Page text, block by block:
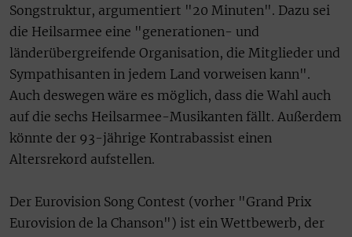
Songstruktur, argumentiert "20 Minuten". Dazu sei
die Heilsarmee eine "generationen- und
länderübergreifende Organisation, die Mitglieder und
Sympathisanten in jedem Land vorweisen kann".
Auch deswegen wäre es möglich, dass die Wahl auch
auf die sechs Heilsarmee-Musikanten fällt. Außerdem
könnte der 93-jährige Kontrabassist einen
Altersrekord aufstellen.
Der Eurovision Song Contest (vorher "Grand Prix
Eurovision de la Chanson") ist ein Wettbewerb, der